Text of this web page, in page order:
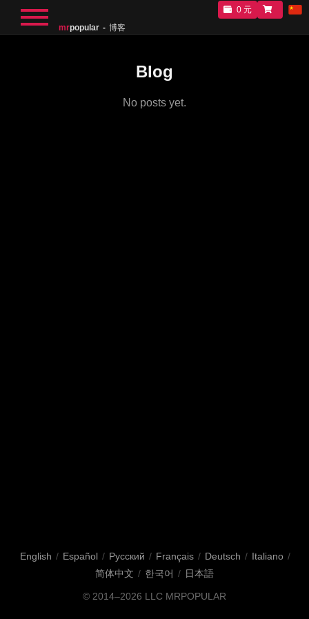
mrpopular 博客
0 元
Blog
No posts yet.
English / Español / Русский / Français / Deutsch / Italiano /
简体中文 / 한국어 / 日本語
© 2014–2026 LLC MRPOPULAR